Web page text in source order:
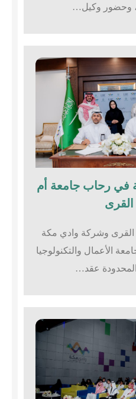
وحضور وكيل…
في رحاب جامعة أم
القرى​
وشركة وادي مكة
الأعمال والتكنولوجيا
المحدودة عقد…